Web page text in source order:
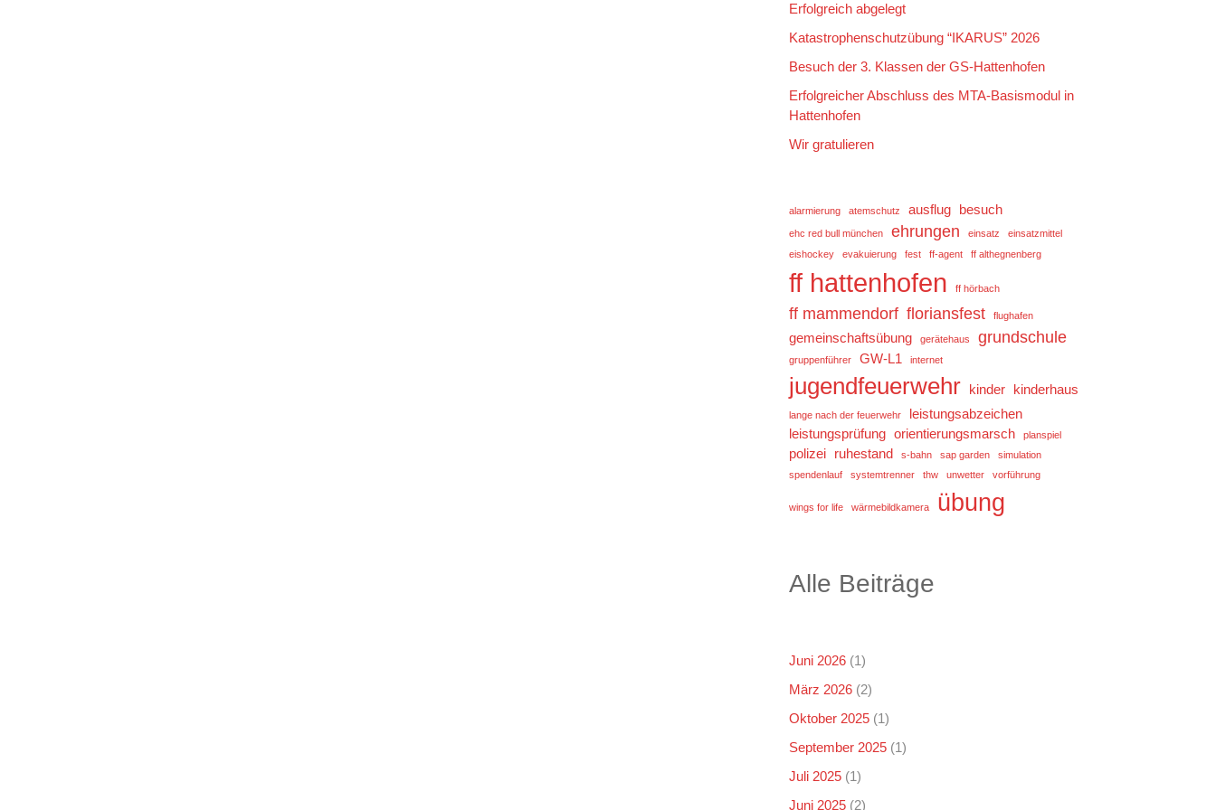
Erfolgreich abgelegt
Katastrophenschutzübung “IKARUS” 2026
Besuch der 3. Klassen der GS-Hattenhofen
Erfolgreicher Abschluss des MTA-Basismodul in
Hattenhofen
Wir gratulieren
alarmierung atemschutz ausflug besuch
ehc red bull münchen ehrungen einsatz
einsatzmittel
eishockey
evakuierung fest ff-agent ff althegnenberg
ff hattenhofen ff hörbach
ff mammendorf floriansfest flughafen
gemeinschaftsübung gerätehaus grundschule
gruppenführer GW-L1 internet
jugendfeuerwehr kinder kinderhaus
lange nach der feuerwehr
leistungsabzeichen
leistungsprüfung orientierungsmarsch planspiel
polizei ruhestand s-bahn sap garden
simulation
spendenlauf
systemtrenner thw unwetter vorführung
wings for life wärmebildkamera übung
Alle Beiträge
Juni 2026 (1)
März 2026 (2)
Oktober 2025 (1)
September 2025 (1)
Juli 2025 (1)
Juni 2025 (2)